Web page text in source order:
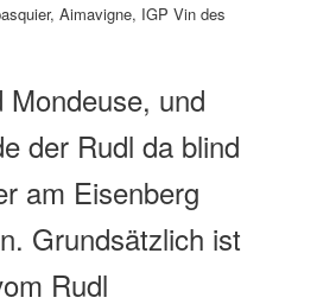
Aimavigne, IGP Vin des
Mondeuse, und
der Rudl da blind
am Eisenberg
Grundsätzlich ist
Rudl